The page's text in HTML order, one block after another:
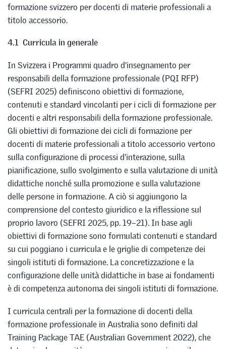
formazione svizzero per docenti di materie professionali a
titolo accessorio.
4.1 Curricula in generale
In Svizzera i Programmi quadro d’insegnamento per
responsabili della formazione professionale (PQI RFP)
(SEFRI 2025) definiscono obiettivi di formazione,
contenuti e standard vincolanti per i cicli di formazione per
docenti e altri responsabili della formazione professionale.
Gli obiettivi di formazione dei cicli di formazione per
docenti di materie professionali a titolo accessorio vertono
sulla configurazione di processi d’interazione, sulla
pianificazione, sullo svolgimento e sulla valutazione di unità
didattiche nonché sulla promozione e sulla valutazione
delle persone in formazione. A ciò si aggiungono la
comprensione del contesto giuridico e la riflessione sul
proprio lavoro (SEFRI 2025, pp. 19–21). In base agli
obiettivi di formazione sono formulati contenuti e standard
su cui poggiano i curricula e le griglie di competenze dei
singoli istituti di formazione. La concretizzazione e la
configurazione delle unità didattiche in base ai fondamenti
è di competenza autonoma dei singoli istituti di formazione.
I curricula centrali per la formazione di docenti della
formazione professionale in Australia sono definiti dal
Training Package TAE (Australian Government 2022), che